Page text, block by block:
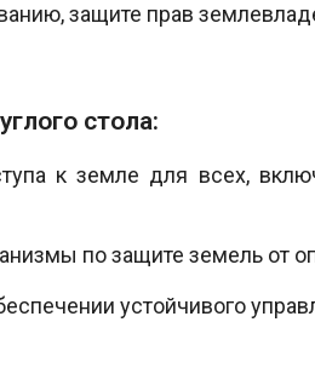
защите прав
стола:
к земле для всех,
по защите земель от
устойчивого